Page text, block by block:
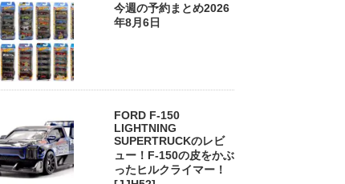
今週の予約まとめ2026
年8月6日
FORD F-150
LIGHTNING
SUPERTRUCKのレビ
ュー！F-150の皮をかぶ
ったヒルクライマー！